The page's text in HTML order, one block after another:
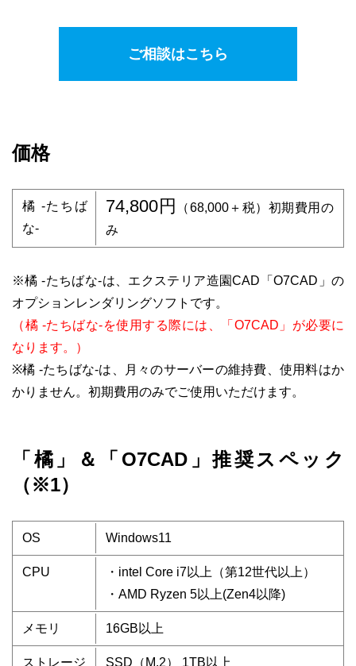
ご相談はこちら
価格
橘 -たちば
な-
74,800円
（68,000＋税）初期費用の
み
※橘 -たちばな-は、エクステリア造園CAD「O7CAD」の
オプションレンダリングソフトです。
（橘 -たちばな-を使用する際には、「 O7CAD 」が必要に
なります。）
※橘 -たちばな-は、月々のサーバーの維持費、使用料はか
かりません。初期費用のみでご使用いただけます。
「橘」＆「O7CAD」推奨スペック
（※1）
OS Windows11
CPU
・intel Core i7以上（第12世代以上）
・AMD Ryzen 5以上(Zen4以降)
メモリ 16GB以上
ストレージ SSD（M.2） 1TB以上